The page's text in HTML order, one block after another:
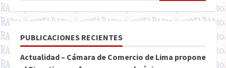
PUBLICACIONES RECIENTES
Actualidad – Cámara de Comercio de Lima propone